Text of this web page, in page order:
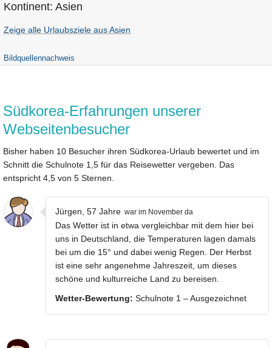
Kontinent: Asien
Zeige alle Urlaubsziele aus Asien
Bildquellennachweis
Südkorea-Erfahrungen unserer
Webseitenbesucher
Bisher haben 10 Besucher ihren Südkorea-Urlaub bewertet und im
Schnitt die Schulnote 1,5 für das Reisewetter vergeben. Das
entspricht 4,5 von 5 Sternen.
Jürgen, 57 Jahre war im November da
Das Wetter ist in etwa vergleichbar mit dem hier bei
uns in Deutschland, die Temperaturen lagen damals
bei um die 15° und dabei wenig Regen. Der Herbst
ist eine sehr angenehme Jahreszeit, um dieses
schöne und kulturreiche Land zu bereisen.
Wetter-Bewertung: Schulnote 1 – Ausgezeichnet